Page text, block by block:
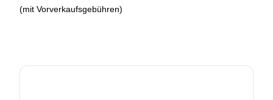
(mit Vorverkaufsgebühren)